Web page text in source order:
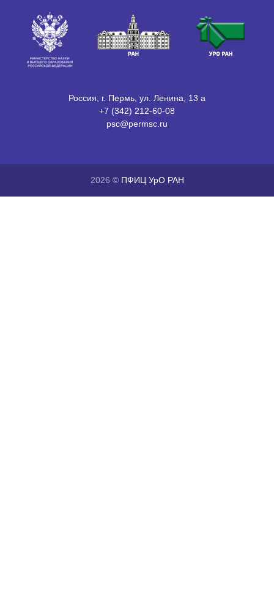
Россия, г. Пермь, ул. Ленина, 13 а
+7 (342) 212-60-08
psc@permsc.ru
2026 © ПФИЦ УрО РАН